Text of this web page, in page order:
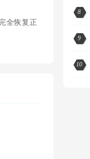
全恢复正
8
9
10